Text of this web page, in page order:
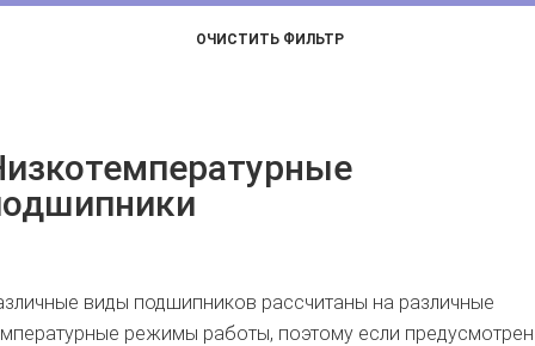
виды подшипников рассчитаны на различные
режимы работы, поэтому если